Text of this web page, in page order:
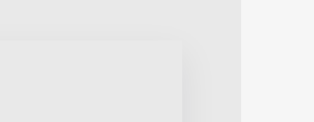
уже сейчас — не
Чтобы обеспечить
Ждем вас на Georgian Fitness